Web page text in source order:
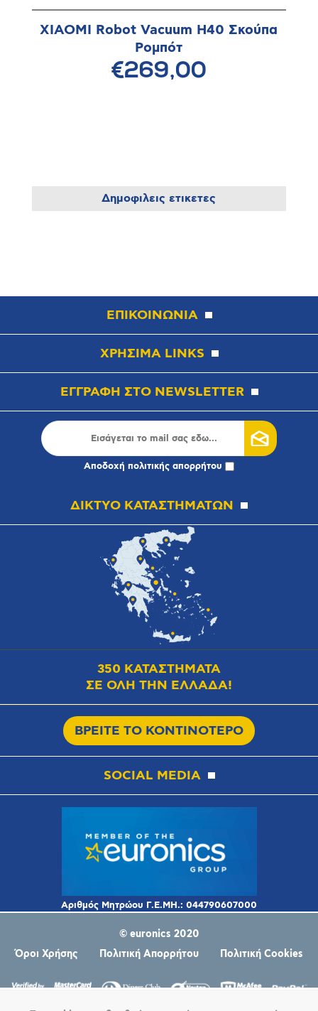
XIAOMI Robot Vacuum H40 Σκούπα
Ρομπότ
€269,00
Δημοφιλεις ετικετες
ΕΠΙΚΟΙΝΩΝΙΑ
ΧΡΗΣΙΜΑ LINKS
ΕΓΓΡΑΦΗ ΣΤΟ NEWSLETTER
Αποδοχή πολιτικής απορρήτου
ΔΙΚΤΥΟ ΚΑΤΑΣΤΗΜΑΤΩΝ
350 ΚΑΤΑΣΤΗΜΑΤΑ
ΣΕ ΟΛΗ ΤΗΝ ΕΛΛΑΔΑ!
ΒΡΕΙΤΕ ΤΟ ΚΟΝΤΙΝΟΤΕΡΟ
SOCIAL MEDIA
© euronics 2020
Όροι Χρήσης
Πολιτική Απορρήτου Πολιτική Cookies